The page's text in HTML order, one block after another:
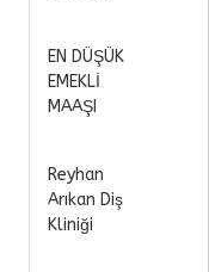
EN DÜŞÜK
EMEKLİ
MAAŞI
Reyhan
Arıkan Diş
Kliniği